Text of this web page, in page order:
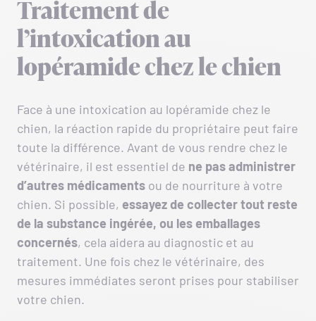
Traitement de
l’intoxication au
lopéramide chez le chien
Face à une intoxication au lopéramide chez le
chien, la réaction rapide du propriétaire peut faire
toute la différence. Avant de vous rendre chez le
vétérinaire, il est essentiel de ne pas administrer
d’autres médicaments ou de nourriture à votre
chien. Si possible, essayez de collecter tout reste
de la substance ingérée, ou les emballages
concernés, cela aidera au diagnostic et au
traitement. Une fois chez le vétérinaire, des
mesures immédiates seront prises pour stabiliser
votre chien.